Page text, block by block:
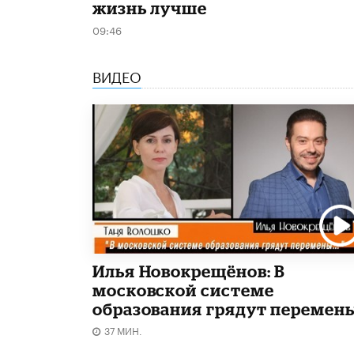
жизнь лучше
09:46
ВИДЕО
Илья Новокрещёнов: В
московской системе
образования грядут
37 МИН.